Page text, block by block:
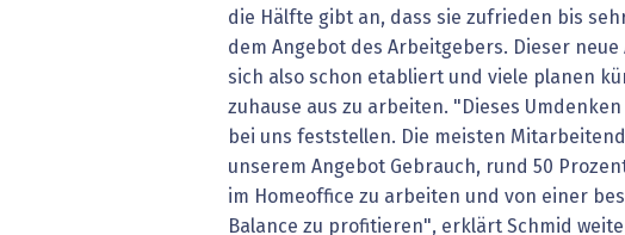
die Hälfte gibt an, dass sie zufrieden bis
dem Angebot des Arbeitgebers. Dieser
sich also schon etabliert und viele planen
zuhause aus zu arbeiten. "Dieses
bei uns feststellen. Die meisten
unserem Angebot Gebrauch, rund 50
im Homeoffice zu arbeiten und von einer
Balance zu profitieren", erklärt Schmid